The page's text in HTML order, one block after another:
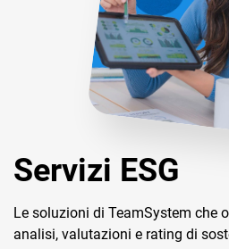
Servizi ESG
Le soluzioni di TeamSystem che
analisi, valutazioni e rating di